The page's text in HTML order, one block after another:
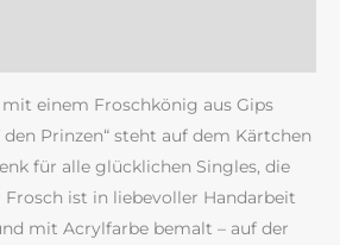
einem Froschkönig aus Gips
den Prinzen“ steht auf dem Kärtchen
für alle glücklichen Singles, die
Frosch ist in liebevoller Handarbeit
mit Acrylfarbe bemalt – auf der